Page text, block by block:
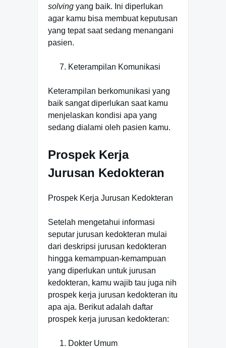
solving yang baik. Ini diperlukan
agar kamu bisa membuat keputusan
yang tepat saat sedang menangani
pasien.
Keterampilan Komunikasi
Keterampilan berkomunikasi yang
baik sangat diperlukan saat kamu
menjelaskan kondisi apa yang
sedang dialami oleh pasien kamu.
Prospek Kerja
Jurusan Kedokteran
Prospek Kerja Jurusan Kedokteran
Setelah mengetahui informasi
seputar jurusan kedokteran mulai
dari deskripsi jurusan kedokteran
hingga kemampuan-kemampuan
yang diperlukan untuk jurusan
kedokteran, kamu wajib tau juga nih
prospek kerja jurusan kedokteran itu
apa aja. Berikut adalah daftar
prospek kerja jurusan kedokteran:
Dokter Umum